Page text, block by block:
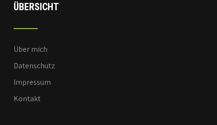
ÜBERSICHT
Über mich
Datenschutz
Impressum
Kontakt